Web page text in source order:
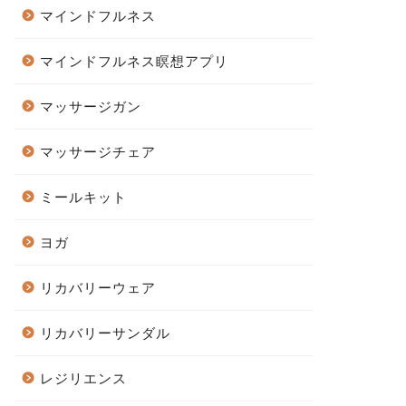
マインドフルネス
マインドフルネス瞑想アプリ
マッサージガン
マッサージチェア
ミールキット
ヨガ
リカバリーウェア
リカバリーサンダル
レジリエンス